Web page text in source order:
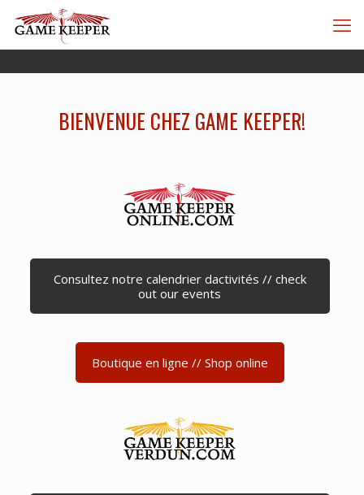
BIENVENUE CHEZ GAME KEEPER!
Consultez notre calendrier dactivités // check
out our events
Boutique en ligne // Shop online